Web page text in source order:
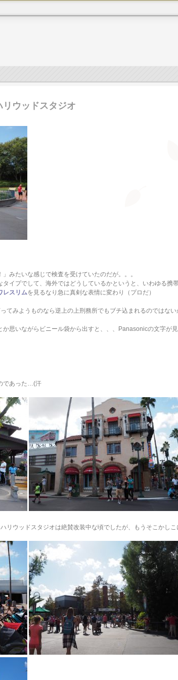
ウッドスタジオ
みたいな感じで検査を受けていたのだが。。。
イプでして、海外ではどうしているかというと、いわゆる携
レスリムを見るなり急に真剣な表情に変わり（プロだ）
てみようものなら逆上の上刑務所でもブチ込まれるのではない
思いながらビニール袋から出すと、、、Panasonicの文字が
であった…(汗
リウッドスタジオは絶賛改装中な頃でしたが、もうそこかし